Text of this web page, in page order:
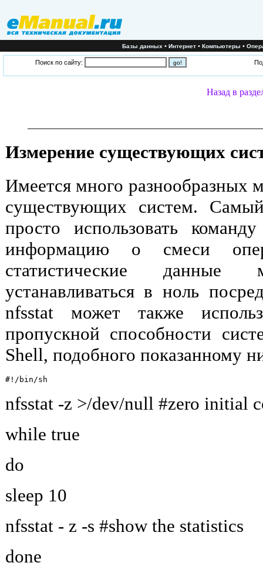
Базы данных•Интернет•Компьютеры•
Поиск по сайту:
Назад в
Измерение существующих
Имеется много разнообразных
существующих систем.
просто использовать
информацию о смеси
статистические
устанавливаться в ноль
nfsstat может также
пропускной способности
Shell, подобного показанному
nfsstat -z >/dev/null #zero initial
while true
do
sleep 10
nfsstat - z -s #show the statistics
done